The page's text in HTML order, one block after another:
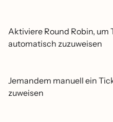
Aktiviere Round Robin, um
automatisch zuzuweisen
Jemandem manuell ein
zuweisen